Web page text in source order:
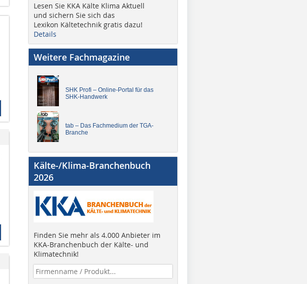
Lesen Sie KKA Kälte Klima Aktuell
und sichern Sie sich das
Lexikon Kältetechnik gratis dazu!
Details
Weitere Fachmagazine
SHK Profi – Online-Portal für das
SHK-Handwerk
tab – Das Fachmedium der TGA-
Branche
Kälte-/Klima-Branchenbuch
2026
Finden Sie mehr als 4.000 Anbieter im
KKA-Branchenbuch der Kälte- und
Klimatechnik!